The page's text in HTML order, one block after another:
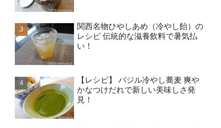
関西名物ひやしあめ（冷やし飴）の
レシピ 伝統的な滋養飲料で暑気払
い！
【レシピ】 バジル冷やし蕎麦 爽や
かなつけだれで新しい美味しさ発
見！